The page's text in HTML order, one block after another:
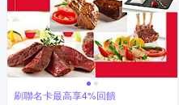
刷聯名卡最高享4%回饋